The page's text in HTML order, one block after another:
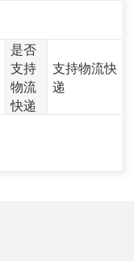
是否
支持
物流
快递
支持物流快
递